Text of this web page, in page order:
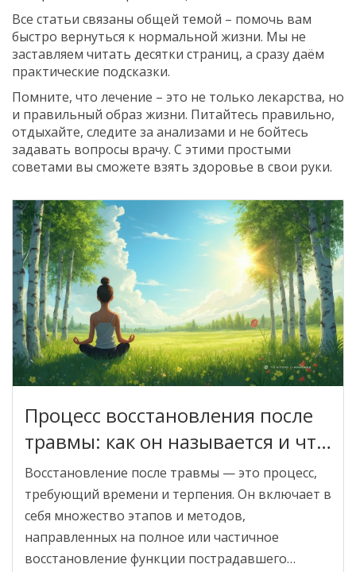
Все статьи связаны общей темой – помочь вам
быстро вернуться к нормальной жизни. Мы не
заставляем читать десятки страниц, а сразу даём
практические подсказки.
Помните, что лечение – это не только лекарства, но
и правильный образ жизни. Питайтесь правильно,
отдыхайте, следите за анализами и не бойтесь
задавать вопросы врачу. С этими простыми
советами вы сможете взять здоровье в свои руки.
Процесс восстановления после
травмы: как он называется и что
важно знать
Восстановление после травмы — это процесс,
требующий времени и терпения. Он включает в
себя множество этапов и методов,
направленных на полное или частичное
восстановление функции пострадавшего